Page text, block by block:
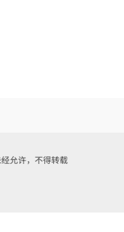
允许，不得转载